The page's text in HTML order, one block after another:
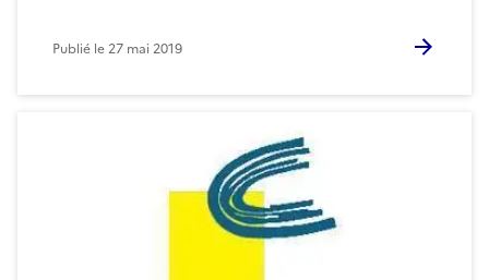
Publié le27 mai 2019